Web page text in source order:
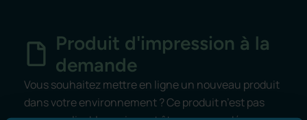
Produit d'impression à la
demande
Vous souhaitez mettre en ligne un nouveau produit
dans votre environnement ? Ce produit n’est pas